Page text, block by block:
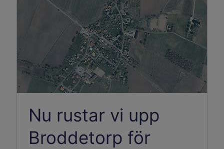
Nu rustar vi upp
Broddetorp för